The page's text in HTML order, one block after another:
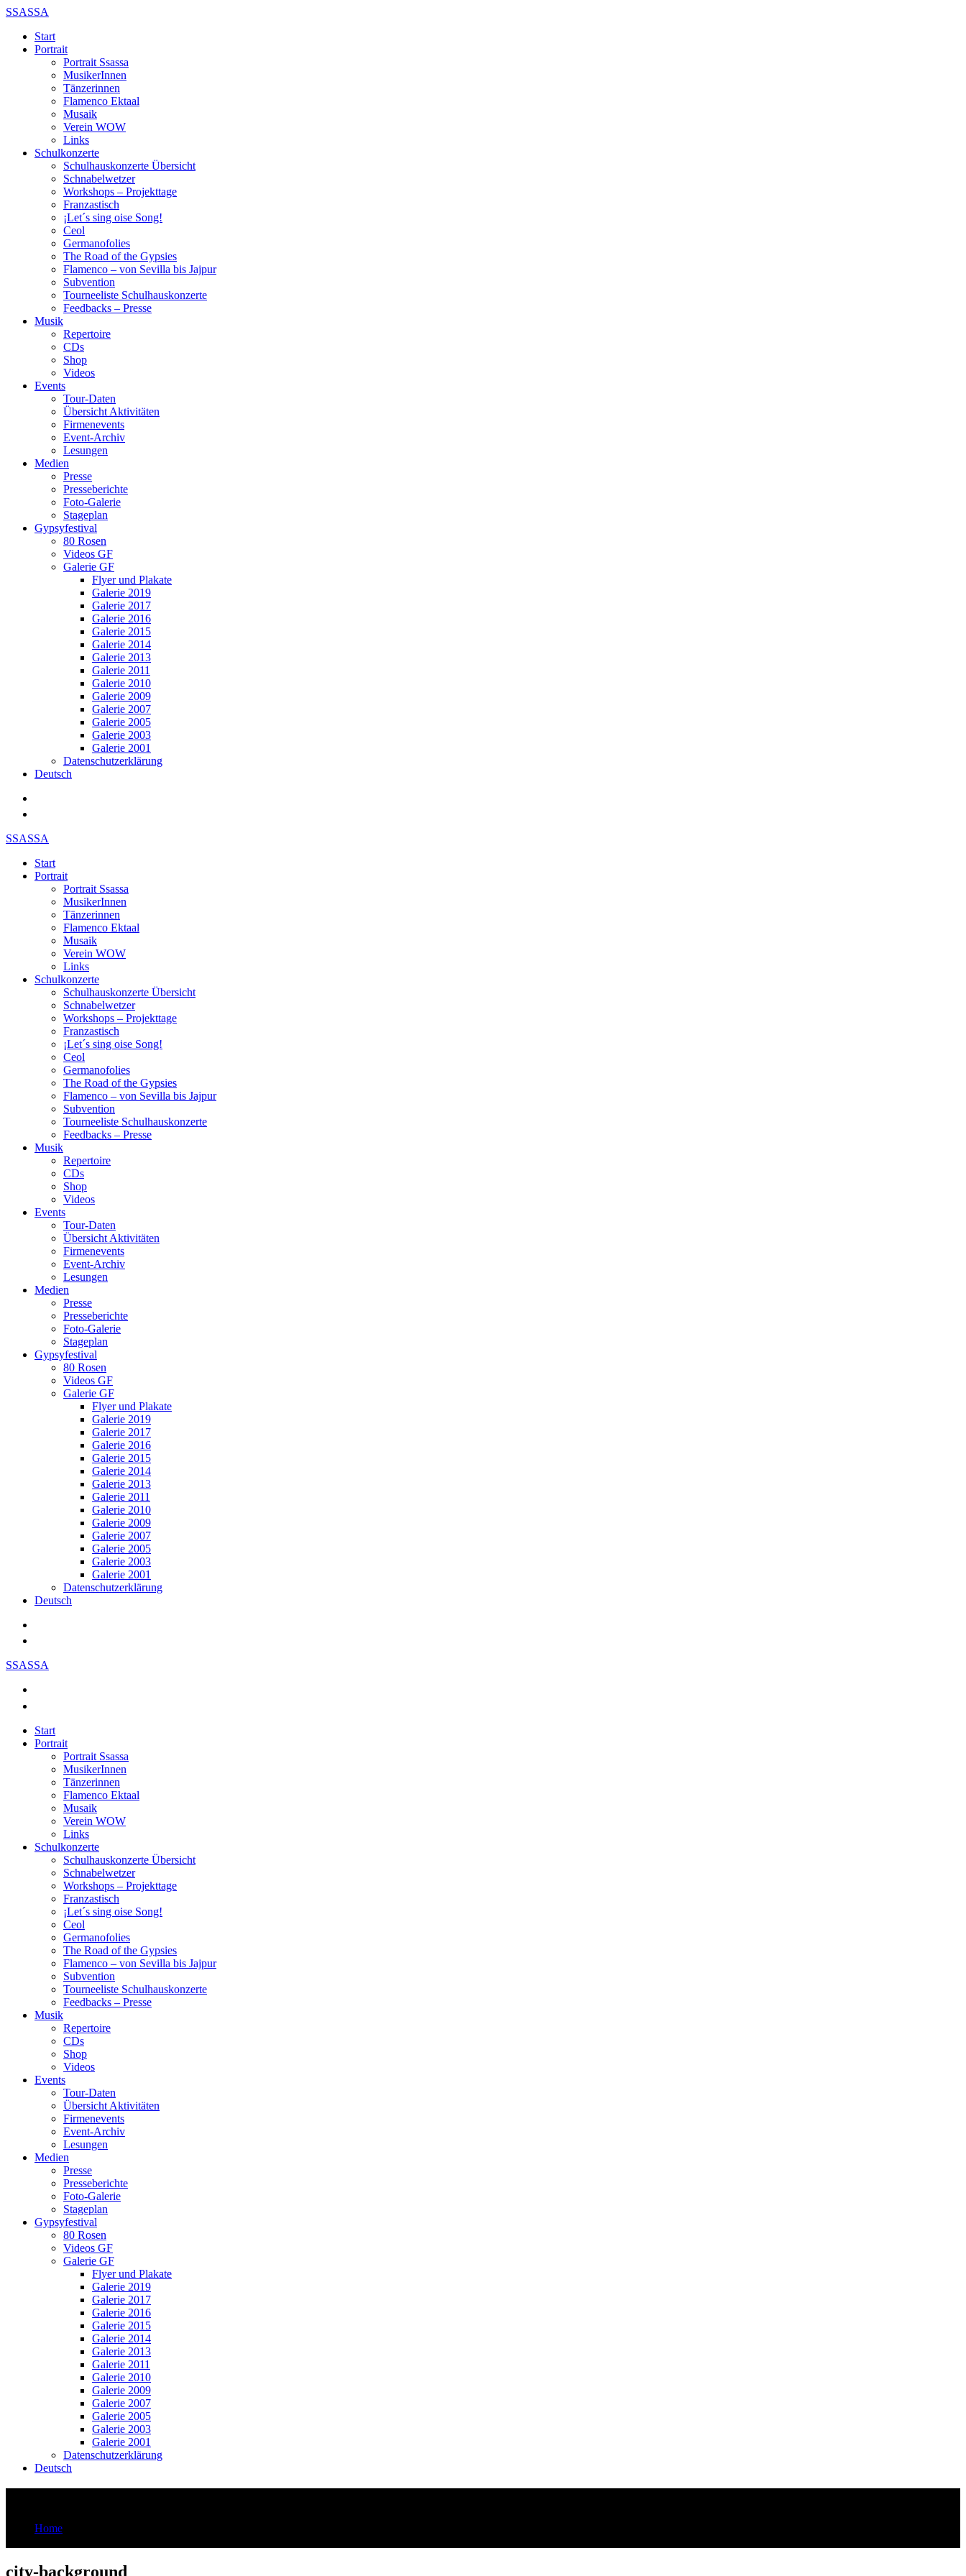
SSASSA
Start
Portrait
Portrait Ssassa
MusikerInnen
Tänzerinnen
Flamenco Ektaal
Musaik
Verein WOW
Links
Schulkonzerte
Schulhauskonzerte Übersicht
Schnabelwetzer
Workshops – Projekttage
Franzastisch
¡Let´s sing oise Song!
Ceol
Germanofolies
The Road of the Gypsies
Flamenco – von Sevilla bis Jajpur
Subvention
Tourneeliste Schulhauskonzerte
Feedbacks – Presse
Musik
Repertoire
CDs
Shop
Videos
Events
Tour-Daten
Übersicht Aktivitäten
Firmenevents
Event-Archiv
Lesungen
Medien
Presse
Presseberichte
Foto-Galerie
Stageplan
Gypsyfestival
80 Rosen
Videos GF
Galerie GF
Flyer und Plakate
Galerie 2019
Galerie 2017
Galerie 2016
Galerie 2015
Galerie 2014
Galerie 2013
Galerie 2011
Galerie 2010
Galerie 2009
Galerie 2007
Galerie 2005
Galerie 2003
Galerie 2001
Datenschutzerklärung
Deutsch
SSASSA
Start
Portrait
Portrait Ssassa
MusikerInnen
Tänzerinnen
Flamenco Ektaal
Musaik
Verein WOW
Links
Schulkonzerte
Schulhauskonzerte Übersicht
Schnabelwetzer
Workshops – Projekttage
Franzastisch
¡Let´s sing oise Song!
Ceol
Germanofolies
The Road of the Gypsies
Flamenco – von Sevilla bis Jajpur
Subvention
Tourneeliste Schulhauskonzerte
Feedbacks – Presse
Musik
Repertoire
CDs
Shop
Videos
Events
Tour-Daten
Übersicht Aktivitäten
Firmenevents
Event-Archiv
Lesungen
Medien
Presse
Presseberichte
Foto-Galerie
Stageplan
Gypsyfestival
80 Rosen
Videos GF
Galerie GF
Flyer und Plakate
Galerie 2019
Galerie 2017
Galerie 2016
Galerie 2015
Galerie 2014
Galerie 2013
Galerie 2011
Galerie 2010
Galerie 2009
Galerie 2007
Galerie 2005
Galerie 2003
Galerie 2001
Datenschutzerklärung
Deutsch
SSASSA
Start
Portrait
Portrait Ssassa
MusikerInnen
Tänzerinnen
Flamenco Ektaal
Musaik
Verein WOW
Links
Schulkonzerte
Schulhauskonzerte Übersicht
Schnabelwetzer
Workshops – Projekttage
Franzastisch
¡Let´s sing oise Song!
Ceol
Germanofolies
The Road of the Gypsies
Flamenco – von Sevilla bis Jajpur
Subvention
Tourneeliste Schulhauskonzerte
Feedbacks – Presse
Musik
Repertoire
CDs
Shop
Videos
Events
Tour-Daten
Übersicht Aktivitäten
Firmenevents
Event-Archiv
Lesungen
Medien
Presse
Presseberichte
Foto-Galerie
Stageplan
Gypsyfestival
80 Rosen
Videos GF
Galerie GF
Flyer und Plakate
Galerie 2019
Galerie 2017
Galerie 2016
Galerie 2015
Galerie 2014
Galerie 2013
Galerie 2011
Galerie 2010
Galerie 2009
Galerie 2007
Galerie 2005
Galerie 2003
Galerie 2001
Datenschutzerklärung
Deutsch
Home
city-background